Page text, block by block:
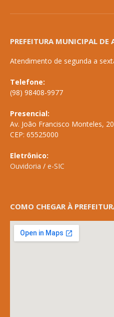
PREFEITURA MUNICIPAL DE
Atendimento de segunda a
Telefone:
(98) 98408-9977
Presencial:
Av. João Francisco Monteles,
CEP: 65525000
Eletrônico:
Ouvidoria / e-SIC
COMO CHEGAR À